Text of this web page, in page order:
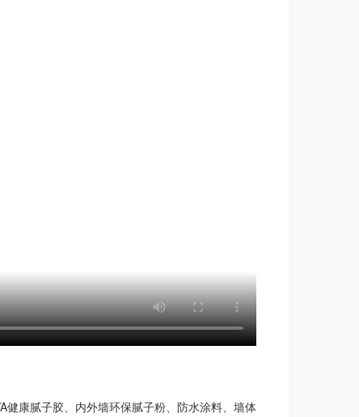
康腻子胶、内外墙环保腻子粉、防水涂料、墙体